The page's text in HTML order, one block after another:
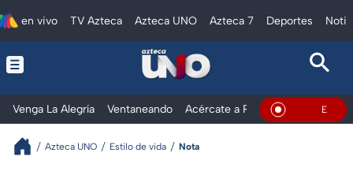
en vivo TV Azteca Azteca UNO Azteca 7 Deportes
Venga La Alegría Ventaneando Acércate a Rocío Al Extremo
En Vivo
Azteca UNO Estilo de vida Nota